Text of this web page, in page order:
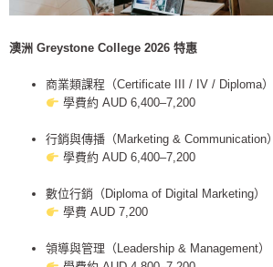
澳洲 Greystone College 2026 特惠
商業類課程（Certificate III / IV / Diploma）
學費約 AUD 6,400–7,200
行銷與傳播（Marketing & Communication）
學費約 AUD 6,400–7,200
數位行銷（Diploma of Digital Marketing）
學費 AUD 7,200
領導與管理（Leadership & Management）